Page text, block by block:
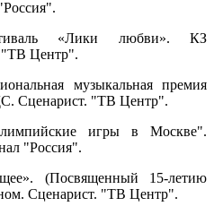
«Лики любви». КЗ
"ТВ Центр".
музыкальная премия
Сценарист. "ТВ Центр".
игры в Москве".
"Россия".
(Посвященный 15-летию
Сценарист. "ТВ Центр".